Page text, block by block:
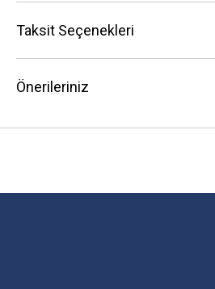
Taksit Seçenekleri
Önerileriniz